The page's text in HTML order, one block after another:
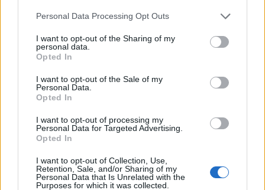
Please note that this website/app uses one or more Google
not limited to your visit or usage behaviour. You may click to
grant or deny consent to Google and its third-party tags to
use your data for below specified purposes in below Google
consent section.
Personal Data Processing Opt Outs
I want to opt-out of the Sharing of my
personal data.
Opted In
I want to opt-out of the Sale of my
Personal Data.
Opted In
I want to opt-out of processing my
Personal Data for Targeted Advertising.
Opted In
I want to opt-out of Collection, Use,
Retention, Sale, and/or Sharing of my
Personal Data that Is Unrelated with the
Purposes for which it was collected.